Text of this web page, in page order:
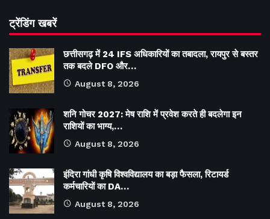
ट्रेंडिंग खबरें
छत्तीसगढ़ में 24 IFS अधिकारियों का तबादला, रायपुर से बस्तर
तक बदले DFO और…
August 8, 2026
शनि गोचर 2027: मेष राशि में प्रवेश करते ही बदलेगा इन
राशियों का भाग्य,…
August 8, 2026
इंदिरा गांधी कृषि विश्वविद्यालय का बड़ा फैसला, रिटायर्ड
कर्मचारियों का DA…
August 8, 2026